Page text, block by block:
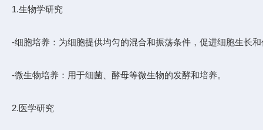
1.生物学研究
-细胞培养：为细胞提供均匀的混合和振荡条件，促进细胞生长
-微生物培养：用于细菌、酵母等微生物的发酵和培养。
2.医学研究